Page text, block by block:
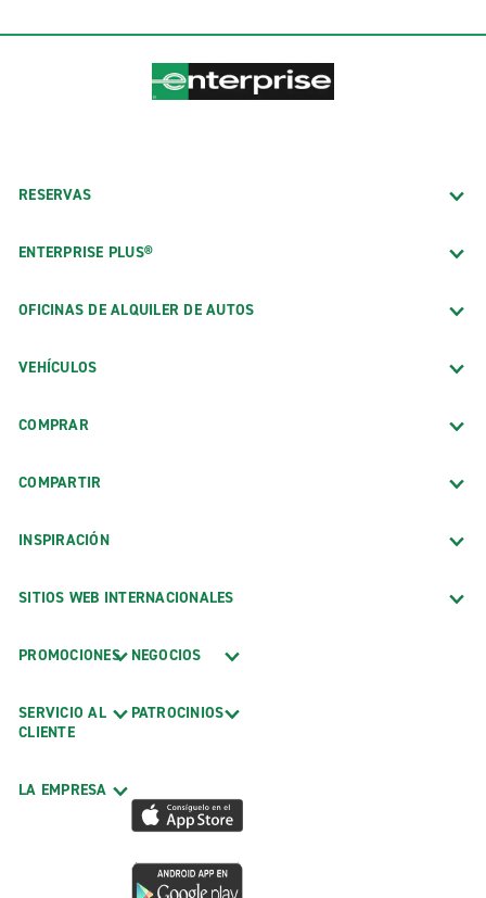
RESERVAS
ENTERPRISE PLUS®
OFICINAS DE ALQUILER DE AUTOS
VEHÍCULOS
COMPRAR
COMPARTIR
INSPIRACIÓN
SITIOS WEB INTERNACIONALES
PROMOCIONES
SERVICIO AL
CLIENTE
LA EMPRESA
NEGOCIOS
PATROCINIOS